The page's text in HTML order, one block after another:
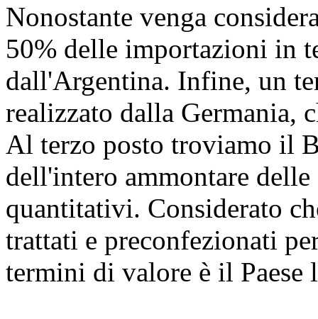
Nonostante venga
50% delle importazioni in
dall'Argentina. Infine, un
realizzato dalla Germania,
Al terzo posto troviamo il
dell'intero ammontare
quantitativi. Considerato
trattati e preconfezionati
termini di valore è il Paese